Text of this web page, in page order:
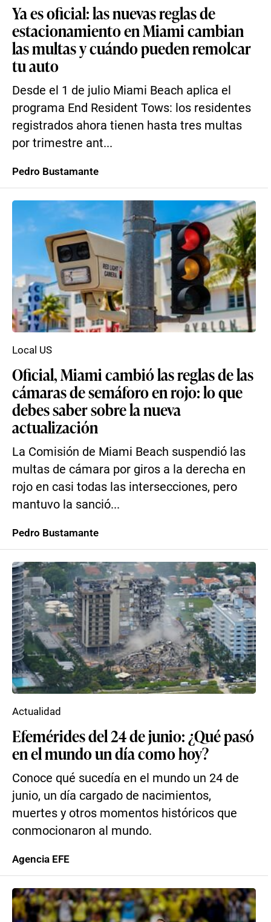
Ya es oficial: las nuevas reglas de
estacionamiento en Miami cambian
las multas y cuándo pueden remolcar
tu auto
Desde el 1 de julio Miami Beach aplica el
programa End Resident Tows: los residentes
registrados ahora tienen hasta tres multas
por trimestre ant...
Pedro Bustamante
Oficial, Miami cambió las reglas de las
cámaras de semáforo en rojo: lo que
debes saber sobre la nueva
actualización
La Comisión de Miami Beach suspendió las
multas de cámara por giros a la derecha en
rojo en casi todas las intersecciones, pero
mantuvo la sanció...
Local US
Pedro Bustamante
Efemérides del 24 de junio: ¿Qué pasó
en el mundo un día como hoy?
Conoce qué sucedía en el mundo un 24 de
junio, un día cargado de nacimientos,
muertes y otros momentos históricos que
conmocionaron al mundo.
Actualidad
Agencia EFE